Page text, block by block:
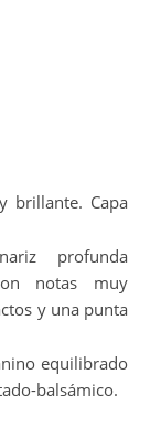
brillante. Capa
profunda
notas muy
y una punta
equilibrado
balsámico.